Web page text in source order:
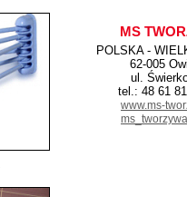
MS
POLSKA -
62-005
ul.
tel.: 48 61
www.ms-